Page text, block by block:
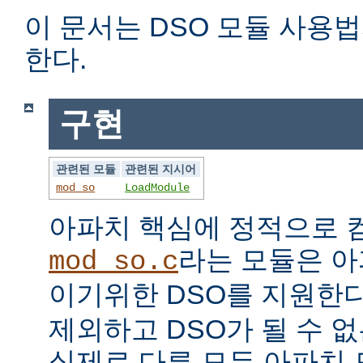
이 문서는 DSO 모듈 사용
한다.
구현
관련된 모듈
관련된 지시어
mod_so
LoadModule
아파치 핵심에 정적으로
mod_so.c라는 모듈은
이기위한 DSO를 지원한
제외하고 DSO가 될 수